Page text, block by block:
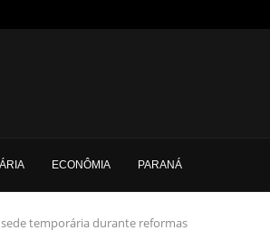
ECONÔMIA PARANÁ
temporária durante reformas